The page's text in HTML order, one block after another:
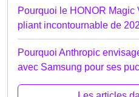
Pourquoi le HONOR Magic
pliant incontournable de
Pourquoi Anthropic
avec Samsung pour ses